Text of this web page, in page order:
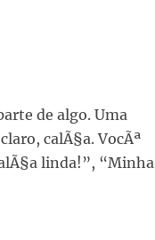
de algo. Uma
calÃ§a. VocÃª
linda!”, “Minha